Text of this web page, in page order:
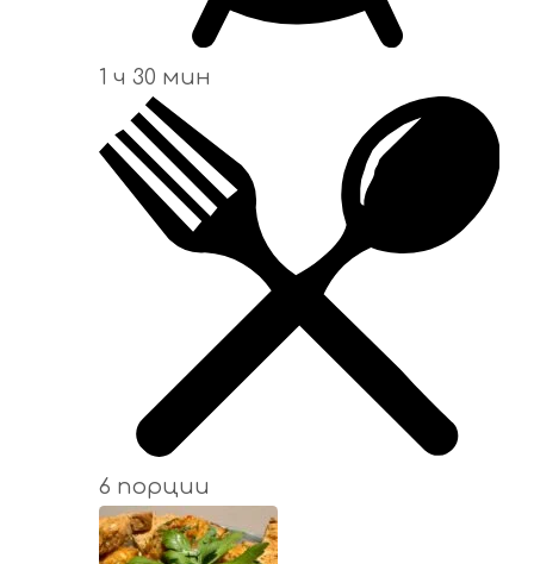
1 ч 30 мин
6 порции